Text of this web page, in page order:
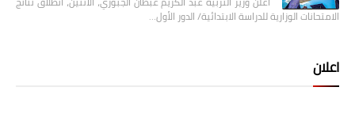
الامتحانات الوزارية للدراسة الابتدائية/ الدور الأول…
اعلان